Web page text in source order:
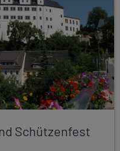
Schützenfest